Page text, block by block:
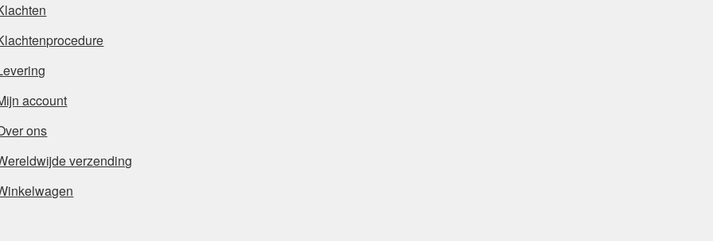
account
ons
verzending